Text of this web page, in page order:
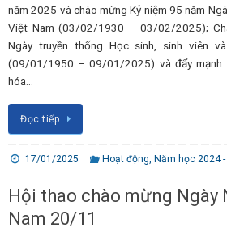
năm 2025 và chào mừng Kỷ niệm 95 năm
Việt Nam (03/02/1930 – 03/02/2025);
Ngày truyền thống Học sinh, sinh viên
(09/01/1950 – 09/01/2025) và đẩy mạnh
hóa…
Đọc tiếp
17/01/2025 Hoạt động ,Năm học 2024 -
Hội thao chào mừng Ngày
Nam 20/11